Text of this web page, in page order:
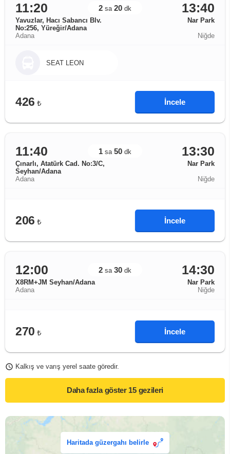
11:20 2 sa 20 dk 13:40
Yavuzlar, Hacı Sabancı Blv.
No:256, Yüreğir/Adana
Nar Park
Adana
Niğde
SEAT LEON
426 ₺ İncele
11:40 1 sa 50 dk 13:30
Çınarlı, Atatürk Cad. No:3/C,
Seyhan/Adana
Nar Park
Adana
Niğde
206 ₺ İncele
12:00 2 sa 30 dk 14:30
X8RM+JM Seyhan/Adana
Nar Park
Adana
Niğde
270 ₺ İncele
Kalkış ve varış yerel saate göredir.
Daha fazla göster 15 gezileri
Haritada güzergahı belirle